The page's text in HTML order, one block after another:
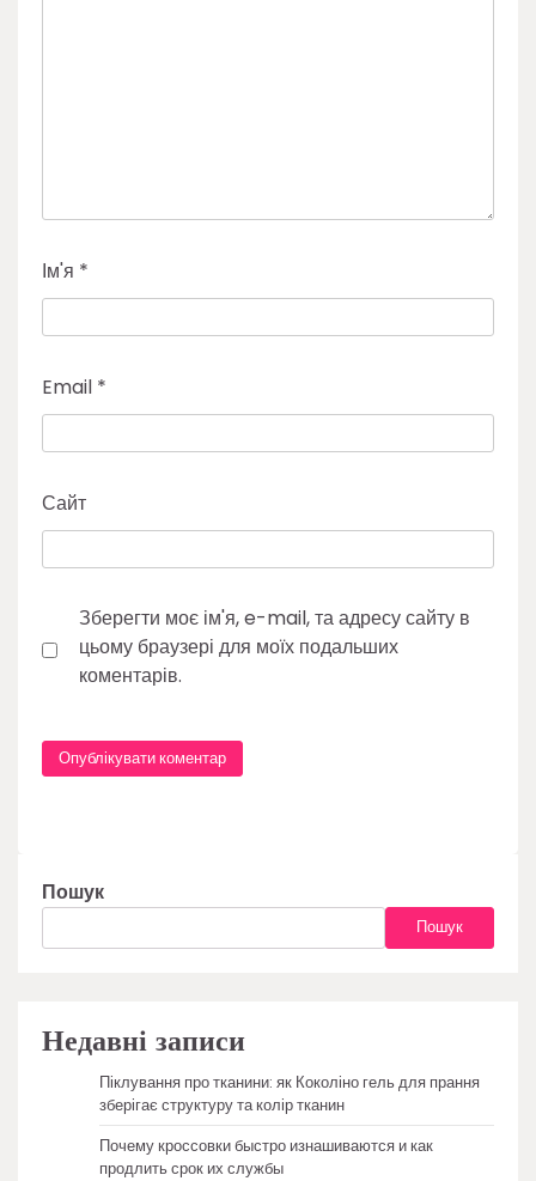
Ім'я *
Email *
Сайт
Зберегти моє ім'я, e-mail, та адресу сайту в
цьому браузері для моїх подальших
коментарів.
Пошук
Пошук
Недавні записи
Піклування про тканини: як Коколіно гель для прання
зберігає структуру та колір тканин
Почему кроссовки быстро изнашиваются и как
продлить срок их службы